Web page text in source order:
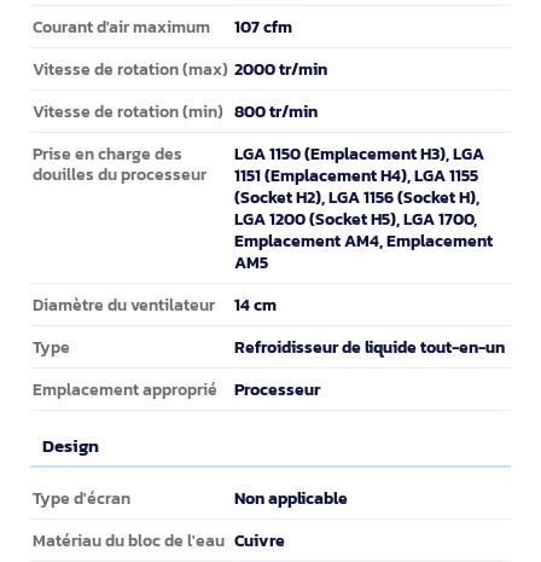
Courant d'air maximum 107 cfm
Vitesse de rotation (max) 2000 tr/min
Vitesse de rotation (min) 800 tr/min
Prise en charge des
douilles du processeur
LGA 1150 (Emplacement H3), LGA
1151 (Emplacement H4), LGA 1155
(Socket H2), LGA 1156 (Socket H),
LGA 1200 (Socket H5), LGA 1700,
Emplacement AM4, Emplacement
AM5
Diamètre du ventilateur 14 cm
Type Refroidisseur de liquide tout-en-un
Emplacement approprié Processeur
Design
Design
Type d'écran Non applicable
Matériau du bloc de l'eau Cuivre